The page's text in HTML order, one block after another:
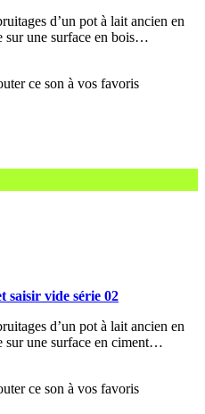
d’un pot à lait ancien en
sur une surface en bois…
saisir vide série 02
d’un pot à lait ancien en
sur une surface en ciment…